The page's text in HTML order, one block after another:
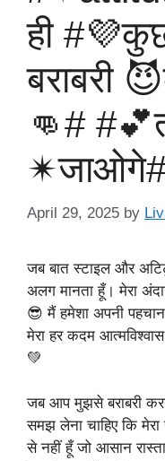
ही
बराबरी
👊#
April 29, 2025 by
जब बात स्टाइल और
अलग मानता हूँ। मेरा
😎 मैं हमेशा अपनी
मेरा हर कदम
💚
जब आप मुझसे बराबरी
समझ लेना चाहिए कि
से नहीं हूँ जो आसान